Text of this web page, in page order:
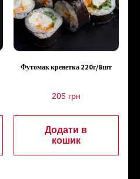
Футомак креветка 220г/8шт
205 грн
Додати в
кошик